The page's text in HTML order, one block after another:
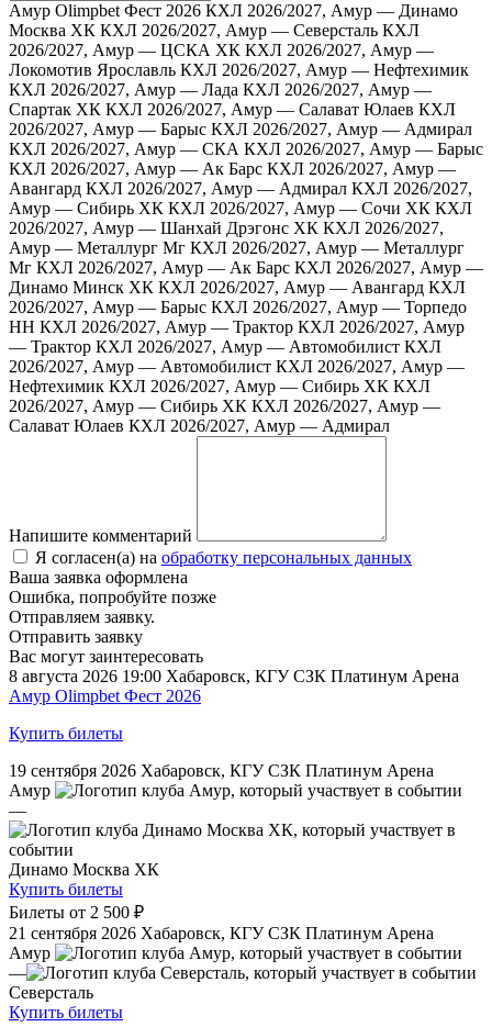
Амур Olimpbet Фест 2026 КХЛ 2026/2027, Амур — Динамо
Москва ХК КХЛ 2026/2027, Амур — Северсталь КХЛ
2026/2027, Амур — ЦСКА ХК КХЛ 2026/2027, Амур —
Локомотив Ярославль КХЛ 2026/2027, Амур — Нефтехимик
КХЛ 2026/2027, Амур — Лада КХЛ 2026/2027, Амур —
Спартак ХК КХЛ 2026/2027, Амур — Салават Юлаев КХЛ
2026/2027, Амур — Барыс КХЛ 2026/2027, Амур — Адмирал
КХЛ 2026/2027, Амур — СКА КХЛ 2026/2027, Амур — Барыс
КХЛ 2026/2027, Амур — Ак Барс КХЛ 2026/2027, Амур —
Авангард КХЛ 2026/2027, Амур — Адмирал КХЛ 2026/2027,
Амур — Сибирь ХК КХЛ 2026/2027, Амур — Сочи ХК КХЛ
2026/2027, Амур — Шанхай Дрэгонс ХК КХЛ 2026/2027,
Амур — Металлург Мг КХЛ 2026/2027, Амур — Металлург
Мг КХЛ 2026/2027, Амур — Ак Барс КХЛ 2026/2027, Амур —
Динамо Минск ХК КХЛ 2026/2027, Амур — Авангард КХЛ
2026/2027, Амур — Барыс КХЛ 2026/2027, Амур — Торпедо
НН КХЛ 2026/2027, Амур — Трактор КХЛ 2026/2027, Амур
— Трактор КХЛ 2026/2027, Амур — Автомобилист КХЛ
2026/2027, Амур — Автомобилист КХЛ 2026/2027, Амур —
Нефтехимик КХЛ 2026/2027, Амур — Сибирь ХК КХЛ
2026/2027, Амур — Сибирь ХК КХЛ 2026/2027, Амур —
Салават Юлаев КХЛ 2026/2027, Амур — Адмирал
Напишите комментарий
Я согласен(а) на обработку персональных данных
Ваша заявка оформлена
Ошибка, попробуйте позже
Отправляем заявку.
Отправить заявку
Вас могут заинтересовать
8 августа 2026 19:00 Хабаровск, КГУ СЗК Платинум Арена
Амур Olimpbet Фест 2026
Купить билеты
19 сентября 2026 Хабаровск, КГУ СЗК Платинум Арена
Амур
—
Динамо Москва ХК
Купить билеты
Билеты от 2 500 ₽
21 сентября 2026 Хабаровск, КГУ СЗК Платинум Арена
Амур
—
Северсталь
Купить билеты